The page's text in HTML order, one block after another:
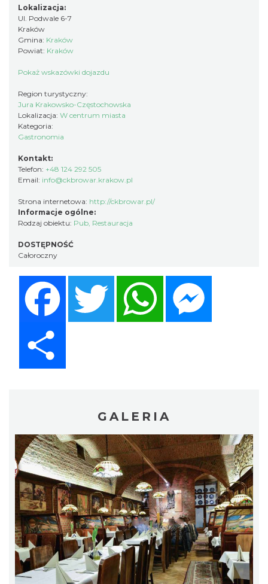
Lokalizacja:
Ul. Podwale 6-7
Kraków
Gmina: Kraków
Powiat: Kraków
Pokaż wskazówki dojazdu
Region turystyczny:
Jura Krakowsko-Częstochowska
Lokalizacja: W centrum miasta
Kategoria:
Gastronomia
Kontakt:
Telefon: +48 124 292 505
Email: info@ckbrowar.krakow.pl
Strona internetowa: http://ckbrowar.pl/
Informacje ogólne:
Rodzaj obiektu: Pub Restauracja
DOSTĘPNOŚĆ
Całoroczny
Twitter
GALERIA